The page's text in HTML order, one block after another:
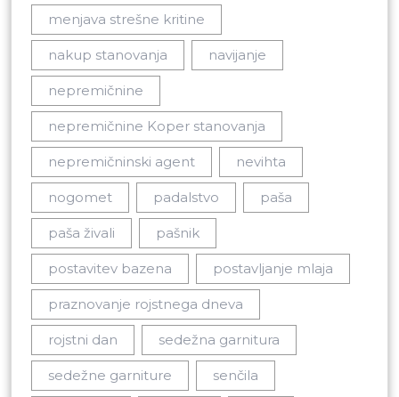
menjava strešne kritine
nakup stanovanja navijanje
nepremičnine
nepremičnine Koper stanovanja
nepremičninski agent nevihta
nogomet padalstvo paša
paša živali pašnik
postavitev bazena postavljanje mlaja
praznovanje rojstnega dneva
rojstni dan sedežna garnitura
sedežne garniture senčila